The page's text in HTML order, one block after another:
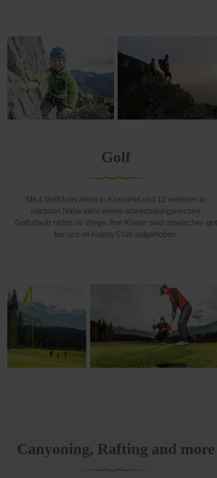
Golf
Mit 4 Golfclubs allein in Kitzbühel und 12 weiteren in
nächster Nähe steht einem abwechslungsreichen
Golfurlaub nichts im Wege. Ihre Kinder sind inzwischen gut
bei uns im Happy Club aufgehoben.
Canyoning, Rafting and more